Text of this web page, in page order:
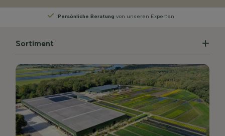
WählenSie Ihre Lieferwoche
Sortiment